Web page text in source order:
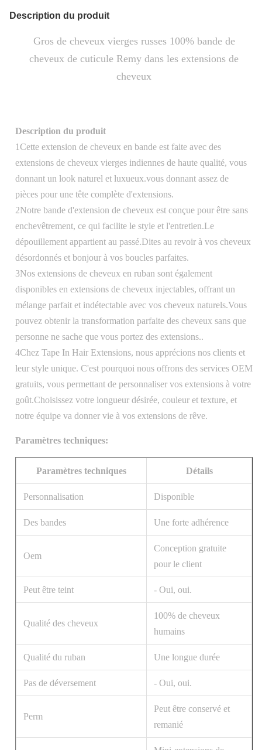
Description du produit
Gros de cheveux vierges russes 100% bande de
cheveux de cuticule Remy dans les extensions de
cheveux
Description du produit
1Cette extension de cheveux en bande est faite avec des
extensions de cheveux vierges indiennes de haute qualité, vous
donnant un look naturel et luxueux.vous donnant assez de
pièces pour une tête complète d'extensions.
2Notre bande d'extension de cheveux est conçue pour être sans
enchevêtrement, ce qui facilite le style et l'entretien.Le
dépouillement appartient au passé.Dites au revoir à vos cheveux
désordonnés et bonjour à vos boucles parfaites.
3Nos extensions de cheveux en ruban sont également
disponibles en extensions de cheveux injectables, offrant un
mélange parfait et indétectable avec vos cheveux naturels.Vous
pouvez obtenir la transformation parfaite des cheveux sans que
personne ne sache que vous portez des extensions..
4Chez Tape In Hair Extensions, nous apprécions nos clients et
leur style unique. C'est pourquoi nous offrons des services OEM
gratuits, vous permettant de personnaliser vos extensions à votre
goût.Choisissez votre longueur désirée, couleur et texture, et
notre équipe va donner vie à vos extensions de rêve.
Paramètres techniques:
Paramètres techniques Détails
Personnalisation Disponible
Des bandes Une forte adhérence
Oem
Conception gratuite
pour le client
Peut être teint - Oui, oui.
Qualité des cheveux
100% de cheveux
humains
Qualité du ruban Une longue durée
Pas de déversement - Oui, oui.
Perm
Peut être conservé et
remanié